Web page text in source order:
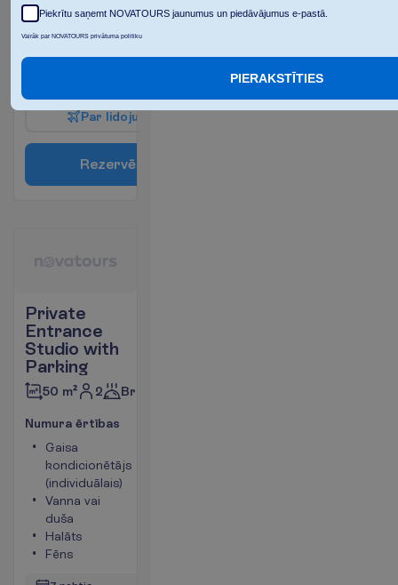
7 naktis,
30.08.2026 - 06.09.2026
Par lidoju
Rezervē
Private
Entrance
Studio with
Parking
50 m² 2 Brokastis
Numura ērtības
Gaisa
kondicionētājs
(individuālais)
Vanna vai
duša
Halāts
Fēns
Piekrītu saņemt NOVATOURS jaunumus un piedāvājumus e-pastā.
Vairāk par NOVATOURS privātuma politiku
PIERAKSTĪTIES